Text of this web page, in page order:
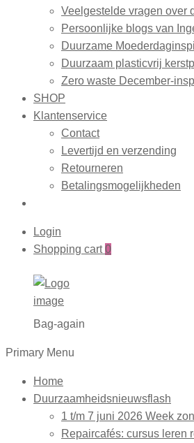
Veelgestelde vragen over
Persoonlijke blogs van
Duurzame
Duurzaam plasticvrij
Zero waste December-
SHOP
Klantenservice
Contact
Levertijd en verzending
Retourneren
Betalingsmogelijkheden
Login
Shopping cart 0
Bag-again
Primary Menu
Home
Duurzaamheidsnieuwsflash
1 t/m 7 juni 2026 Week
Repaircafés: cursus leren